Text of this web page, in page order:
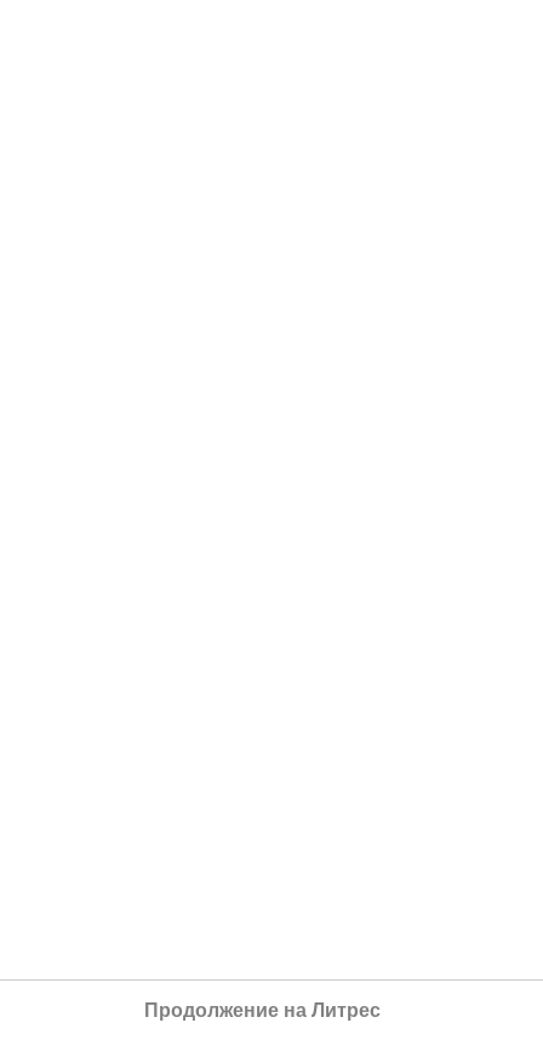
Продолжение на Литрес